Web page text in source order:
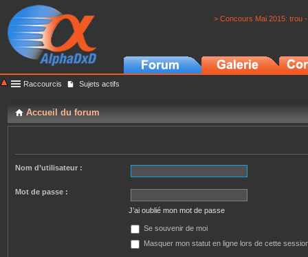
> Concours Mai 2015: trou
Raccourcis Sujets actifs
Accueil du forum
Nom d’utilisateur :
Mot de passe :
J’ai oublié mon mot de passe
Se souvenir de moi
Masquer mon statut en ligne lors de cette